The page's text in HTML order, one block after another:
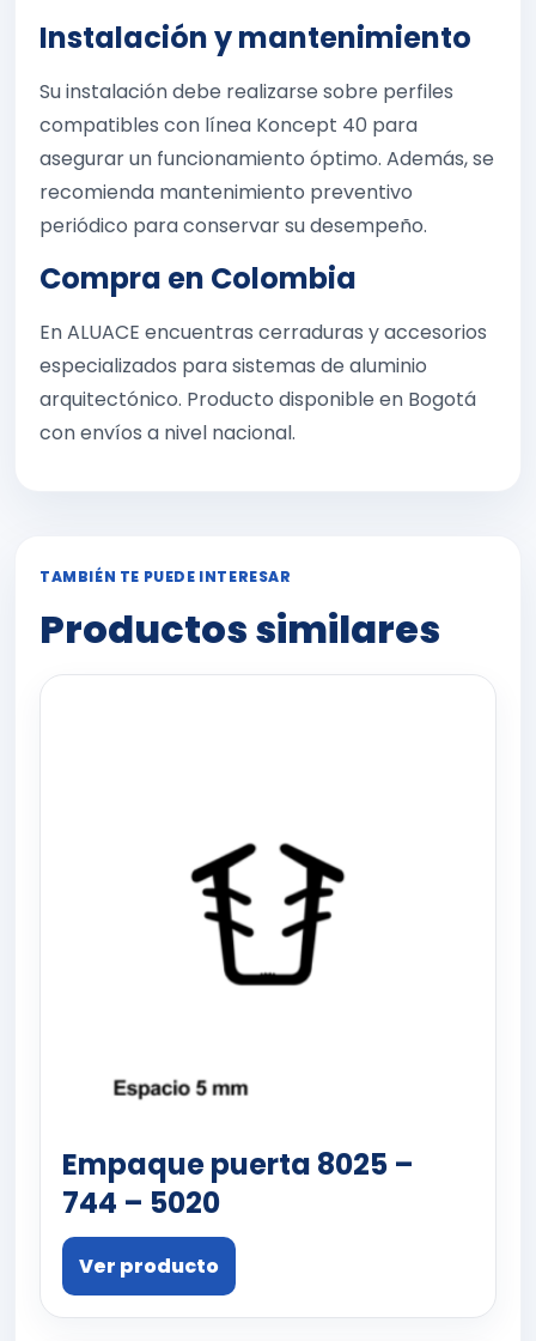
Instalación y mantenimiento
Su instalación debe realizarse sobre perfiles
compatibles con línea Koncept 40 para
asegurar un funcionamiento óptimo. Además, se
recomienda mantenimiento preventivo
periódico para conservar su desempeño.
Compra en Colombia
En ALUACE encuentras cerraduras y accesorios
especializados para sistemas de aluminio
arquitectónico. Producto disponible en Bogotá
con envíos a nivel nacional.
TAMBIÉN TE PUEDE INTERESAR
Productos similares
Empaque puerta 8025 –
744 – 5020
Ver producto